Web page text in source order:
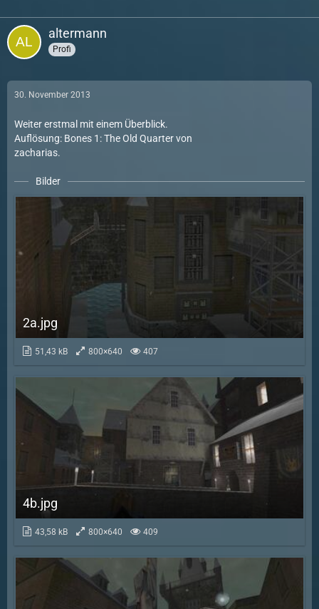
altermann
Profi
30. November 2013
Weiter erstmal mit einem Überblick.
Auflösung: Bones 1: The Old Quarter von
zacharias.
Bilder
2a.jpg
51,43 kB 800×640 407
4b.jpg
43,58 kB 800×640 409